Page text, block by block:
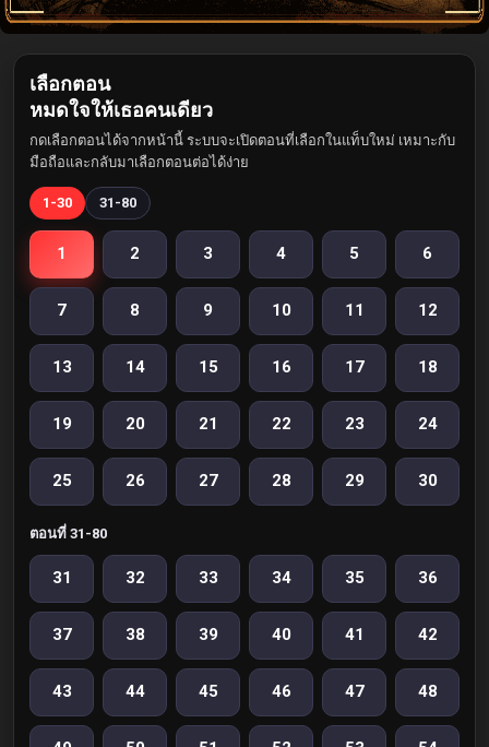
เลือกตอน
หมดใจให้เธอคนเดียว
กดเลือกตอนได้จากหน้านี้ ระบบจะเปิดตอนที่เลือกในแท็บใหม่ เหมาะกับ
มือถือและกลับมาเลือกตอนต่อได้ง่าย
1-30 31-80
1 2 3 4 5 6
7 8 9 10 11 12
13 14 15 16 17 18
19 20 21 22 23 24
25 26 27 28 29 30
ตอนที่ 31-80
31 32 33 34 35 36
37 38 39 40 41 42
43 44 45 46 47 48